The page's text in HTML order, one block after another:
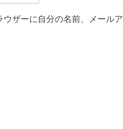
ザーに自分の名前、メール